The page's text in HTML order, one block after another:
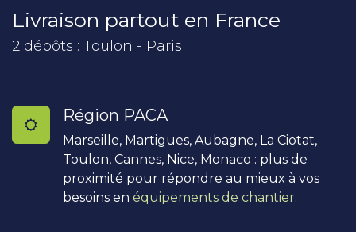
Livraison partout en France
2 dépôts : Toulon - Paris
Région PACA
Marseille, Martigues, Aubagne, La Ciotat,
Toulon, Cannes, Nice, Monaco : plus de
proximité pour répondre au mieux à vos
besoins en équipements de chantier.